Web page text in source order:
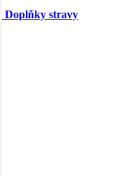
Doplňky stravy